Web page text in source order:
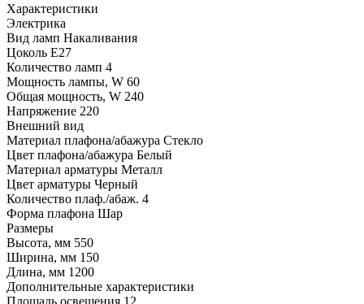
Характеристики
Электрика
Вид ламп Накаливания
Цоколь E27
Количество ламп 4
Мощность лампы, W 60
Общая мощность, W 240
Напряжение 220
Внешний вид
Материал плафона/абажура Стекло
Цвет плафона/абажура Белый
Материал арматуры Металл
Цвет арматуры Черный
Количество плаф./абаж. 4
Форма плафона Шар
Размеры
Высота, мм 550
Ширина, мм 150
Длина, мм 1200
Дополнительные характеристики
Площадь освещения 12